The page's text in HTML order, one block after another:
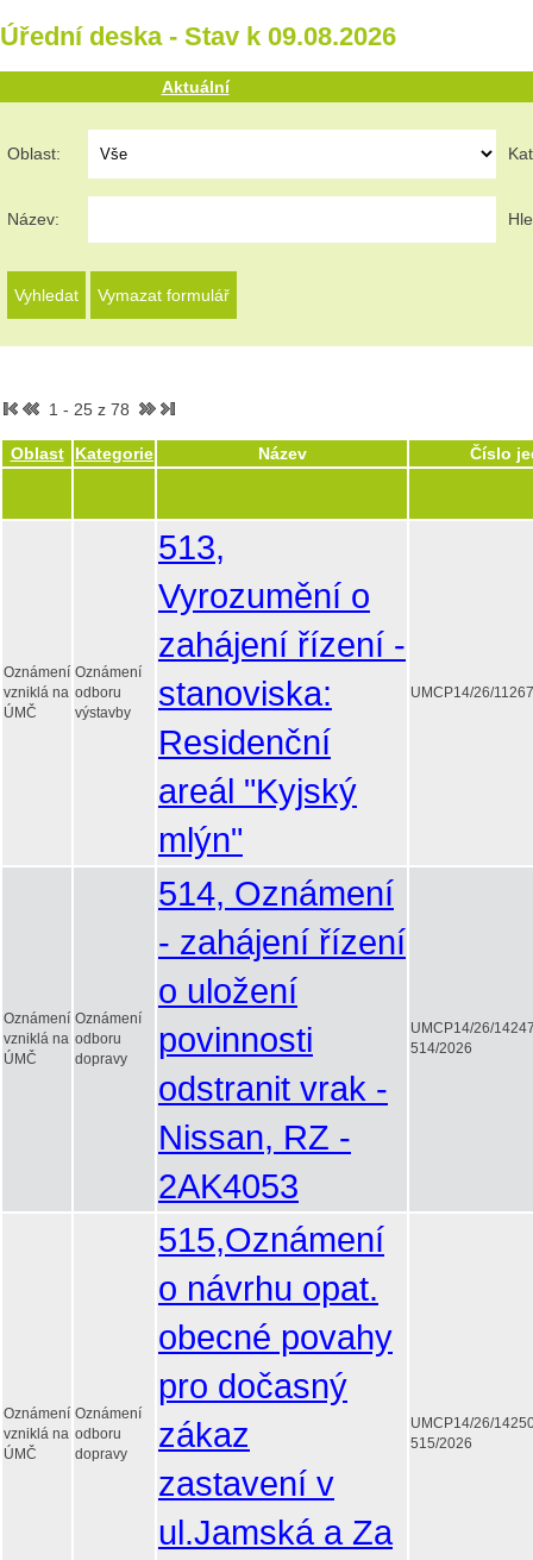
Úřední deska - Stav k 09.08.2026
Aktuální
Oblast:
Název:
1 - 25 z 78
Oblast Kategorie Název Číslo
Oznámení
vzniklá na
ÚMČ
Oznámení
odboru
výstavby
513,
Vyrozumění o
zahájení řízení -
stanoviska:
Residenční
areál "Kyjský
mlýn"
UMCP14/26/
Oznámení
vzniklá na
ÚMČ
Oznámení
odboru
dopravy
514, Oznámení
- zahájení řízení
o uložení
povinnosti
odstranit vrak -
Nissan, RZ -
2AK4053
UMCP14/26/
514/2026
Oznámení
vzniklá na
ÚMČ
Oznámení
odboru
dopravy
515,Oznámení
o návrhu opat.
obecné povahy
pro dočasný
zákaz
zastavení v
ul.Jamská a Za
UMCP14/26/
515/2026